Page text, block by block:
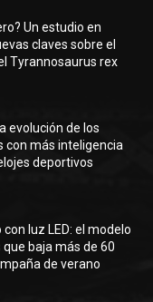
Un estudio en
claves sobre el
Tyrannosaurus rex
evolución de los
con más inteligencia
deportivos
luz LED: el modelo
baja más de 60
de verano